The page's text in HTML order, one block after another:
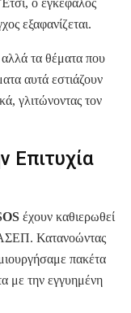
εξαφανίζεται.
αλλά τα θέματα που
αυτά εστιάζουν
γλιτώνοντας τον
Επιτυχία
έχουν καθιερωθεί
Κατανοώντας
πακέτα
με την εγγυημένη